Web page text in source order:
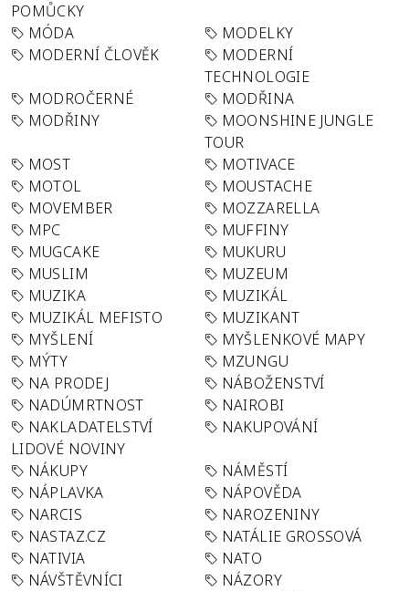
POMŮCKY
MÓDA
MODELKY
MODERNÍ ČLOVĚK
MODERNÍ
TECHNOLOGIE
MODROČERNÉ
MODŘINA
MODŘINY
MOONSHINE JUNGLE
TOUR
MOST
MOTIVACE
MOTOL
MOUSTACHE
MOVEMBER
MOZZARELLA
MPC
MUFFINY
MUGCAKE
MUKURU
MUSLIM
MUZEUM
MUZIKA
MUZIKÁL
MUZIKÁL MEFISTO
MUZIKANT
MYŠLENÍ
MYŠLENKOVÉ MAPY
MÝTY
MZUNGU
NA PRODEJ
NÁBOŽENSTVÍ
NADÚMRTNOST
NAIROBI
NAKLADATELSTVÍ
LIDOVÉ NOVINY
NAKUPOVÁNÍ
NÁKUPY
NÁMĚSTÍ
NÁPLAVKA
NÁPOVĚDA
NARCIS
NAROZENINY
NASTAZ.CZ
NATÁLIE GROSSOVÁ
NATIVIA
NATO
NÁVŠTĚVNÍCI
NÁZORY